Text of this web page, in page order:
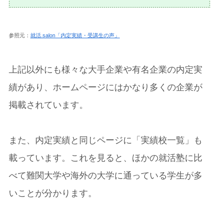
参照元： 就活.salon「内定実績・受講生の声」
上記以外にも様々な大手企業や有名企業の内定実
績があり、ホームページにはかなり多くの企業が
掲載されています。
また、内定実績と同じページに「実績校一覧」も
載っています。これを見ると、ほかの就活塾に比
べて難関大学や海外の大学に通っている学生が多
いことが分かります。